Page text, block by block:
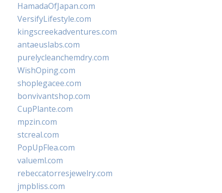
HamadaOfJapan.com
VersifyLifestyle.com
kingscreekadventures.com
antaeuslabs.com
purelycleanchemdry.com
WishOping.com
shoplegacee.com
bonvivantshop.com
CupPlante.com
mpzin.com
stcreal.com
PopUpFlea.com
valueml.com
rebeccatorresjewelry.com
jmpbliss.com